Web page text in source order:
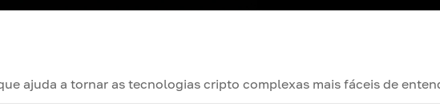
ajuda a tornar as tecnologias cripto complexas mais fáceis de